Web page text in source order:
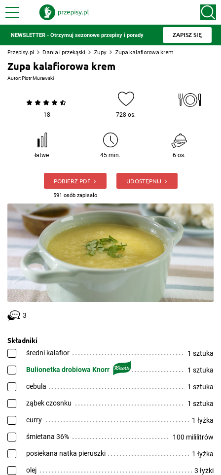
NEWSLETTER - Otrzymuj sezonowe przepisy i porady ZAPISZ SIĘ
Przepisy.pl Dania i przekąski Zupy Zupa kalafiorowa krem
Zupa kalafiorowa krem
Autor:Piotr Murawski
18 728 os.
łatwe 45 min. 6 os.
POBIERZ PDF
591 osób zapisało
UDOSTĘPNIJ
3
Składniki
średni kalafior 1 sztuka
Bulionetka drobiowa Knorr 1 sztuka
cebula 1 sztuka
ząbek czosnku 1 sztuka
curry 1 łyżka
śmietana 36% 100 mililitrów
posiekana natka pieruszki 1 łyżka
olej 3 łyżki